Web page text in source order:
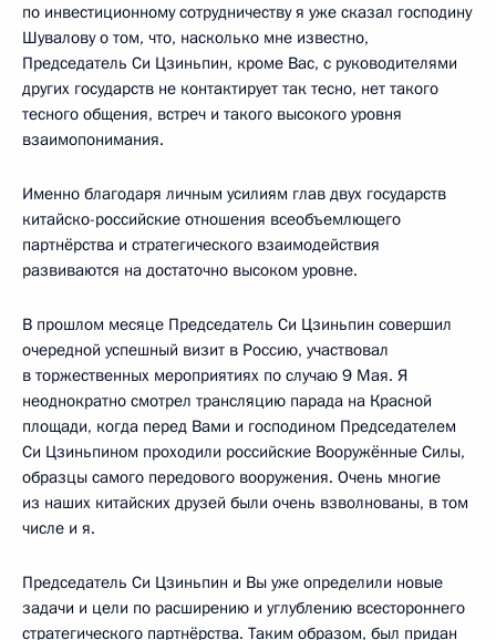
по инвестиционному сотрудничеству я уже сказал господину
Шувалову о том, что, насколько мне известно,
Председатель Си Цзиньпин, кроме Вас, с руководителями
других государств не контактирует так тесно, нет такого
тесного общения, встреч и такого высокого уровня
взаимопонимания.
Именно благодаря личным усилиям глав двух государств
китайско-российские отношения всеобъемлющего
партнёрства и стратегического взаимодействия
развиваются на достаточно высоком уровне.
В прошлом месяце Председатель Си Цзиньпин совершил
очередной успешный визит в Россию, участвовал
в торжественных мероприятиях по случаю 9 Мая. Я
неоднократно смотрел трансляцию парада на Красной
площади, когда перед Вами и господином Председателем
Си Цзиньпином проходили российские Вооружённые Силы,
образцы самого передового вооружения. Очень многие
из наших китайских друзей были очень взволнованы, в том
числе и я.
Председатель Си Цзиньпин и Вы уже определили новые
задачи и цели по расширению и углублению всестороннего
стратегического партнёрства. Таким образом, был придан